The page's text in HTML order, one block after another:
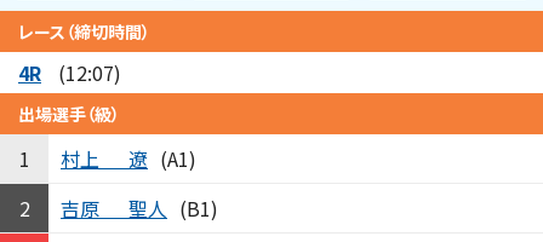
レース（締切時間）
4R (12:07)
出場選手（級）
1 村上 遼 (A1)
2
吉原 聖人 (B1)